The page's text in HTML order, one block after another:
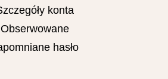
konta
Obserwowane
hasło